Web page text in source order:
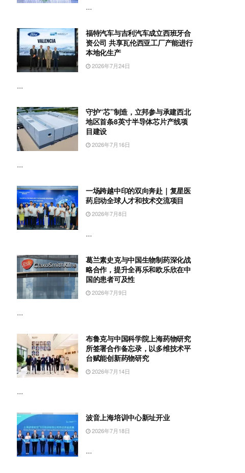
...
福特汽车与吉利汽车成立西班牙合
资公司 共享瓦伦西亚工厂产能进行
本地化生产
2026年7月24日
...
守护“芯”制造，立邦参与承建西北
地区首条8英寸半导体芯片产线项
目建设
2026年7月16日
...
一场跨越中印的双向奔赴｜复星医
药启动全球人才和技术交流项目
2026年7月8日
...
葛兰素史克与中国生物制药深化战
略合作，提升全再乐和欧乐欣在中
国的患者可及性
2026年7月9日
...
布鲁克与中国科学院上海药物研究
所签署合作备忘录，以多维技术平
台赋能创新药物研究
2026年7月14日
...
波音上海培训中心新址开业
2026年7月18日
...